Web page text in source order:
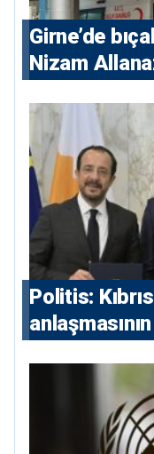
Girne’de
Nizam
Politis: